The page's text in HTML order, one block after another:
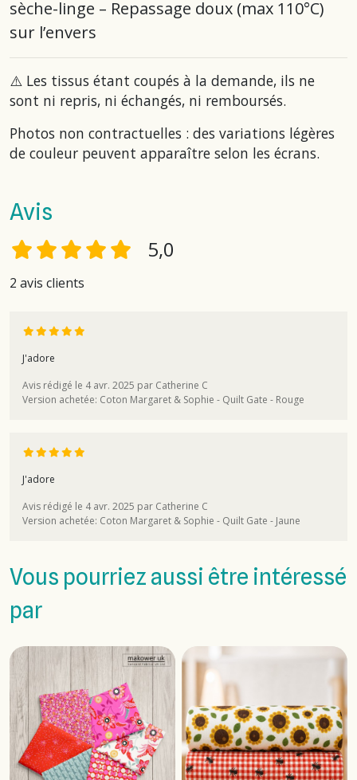
sèche-linge – Repassage doux (max 110°C)
sur l’envers
⚠️ Les tissus étant coupés à la demande, ils ne
sont ni repris, ni échangés, ni remboursés.
Photos non contractuelles : des variations légères
de couleur peuvent apparaître selon les écrans.
Avis
5,0
2 avis clients
J'adore
Avis rédigé le 4 avr. 2025 par Catherine C
Version achetée: Coton Margaret & Sophie - Quilt Gate - Rouge
J'adore
Avis rédigé le 4 avr. 2025 par Catherine C
Version achetée: Coton Margaret & Sophie - Quilt Gate - Jaune
Vous pourriez aussi être intéressé
par